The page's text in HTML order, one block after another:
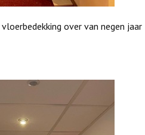
over van negen jaar